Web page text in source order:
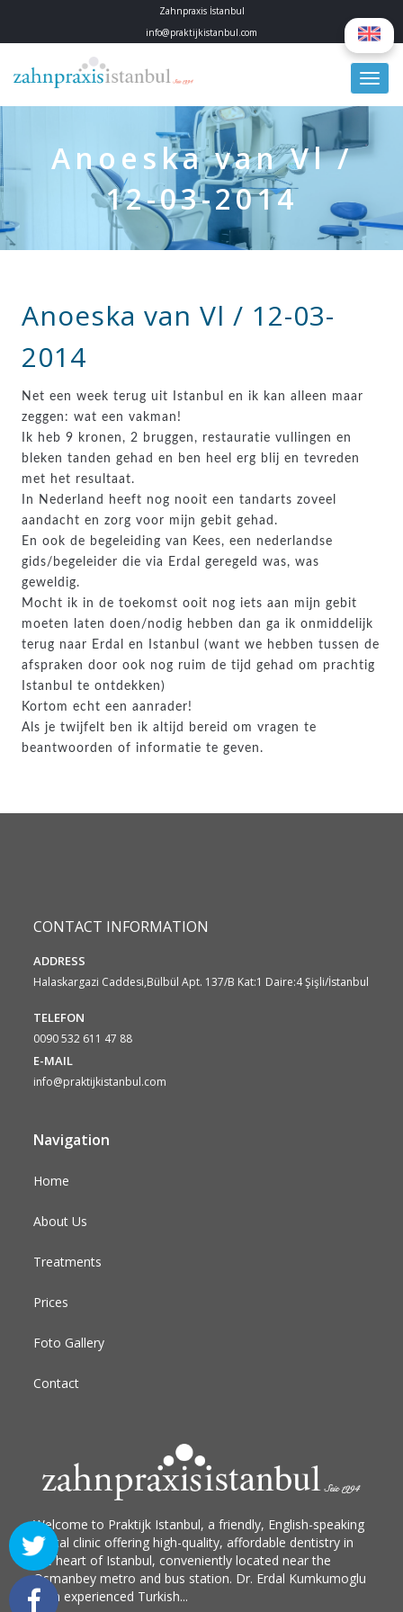
Zahnpraxis İstanbul
info@praktijkistanbul.com
Anoeska van Vl /
12-03-2014
Anoeska van Vl / 12-03-
2014
Net een week terug uit Istanbul en ik kan alleen maar
zeggen: wat een vakman!
Ik heb 9 kronen, 2 bruggen, restauratie vullingen en
bleken tanden gehad en ben heel erg blij en tevreden
met het resultaat.
In Nederland heeft nog nooit een tandarts zoveel
aandacht en zorg voor mijn gebit gehad.
En ook de begeleiding van Kees, een nederlandse
gids/begeleider die via Erdal geregeld was, was
geweldig.
Mocht ik in de toekomst ooit nog iets aan mijn gebit
moeten laten doen/nodig hebben dan ga ik onmiddelijk
terug naar Erdal en Istanbul (want we hebben tussen de
afspraken door ook nog ruim de tijd gehad om prachtig
Istanbul te ontdekken)
Kortom echt een aanrader!
Als je twijfelt ben ik altijd bereid om vragen te
beantwoorden of informatie te geven.
CONTACT INFORMATION
ADDRESS
Halaskargazi Caddesi,Bülbül Apt. 137/B Kat:1 Daire:4 Şişli/İstanbul
TELEFON
0090 532 611 47 88
E-MAIL
info@praktijkistanbul.com
Navigation
Home
About Us
Treatments
Prices
Foto Gallery
Contact
Welcome to Praktijk Istanbul, a friendly, English-speaking
dental clinic offering high-quality, affordable dentistry in
the heart of Istanbul, conveniently located near the
Osmanbey metro and bus station. Dr. Erdal Kumkumoglu
is an experienced Turkish...